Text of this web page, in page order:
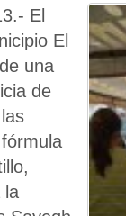
El
El
una
de
la